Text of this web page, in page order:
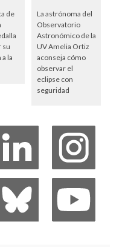
de
su
la
La astrónoma del
Observatorio
Astronómico de la
UV Amelia Ortiz
aconseja cómo
observar el
eclipse con
seguridad